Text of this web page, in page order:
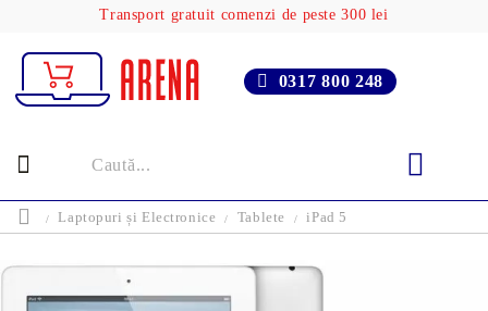
Transport gratuit comenzi de peste 300 lei
0317 800 248
Laptopuri și Electronice Tablete iPad 5